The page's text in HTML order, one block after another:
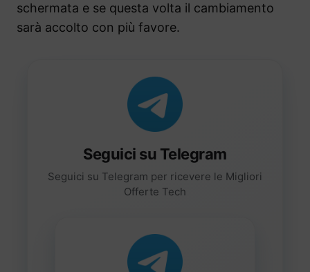
schermata e se questa volta il cambiamento
sarà accolto con più favore.
Seguici su Telegram
Seguici su Telegram per ricevere le Migliori
Offerte Tech